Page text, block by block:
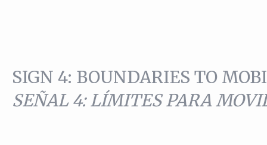
SIGN 4: BOUNDARIES TO
SEÑAL 4: LÍMITES PARA